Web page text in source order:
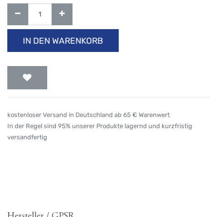
IN DEN WARENKORB
kostenloser Versand in Deutschland ab 65 € Warenwert
In der Regel sind 95% unserer Produkte lagernd und kurzfristig
versandfertig